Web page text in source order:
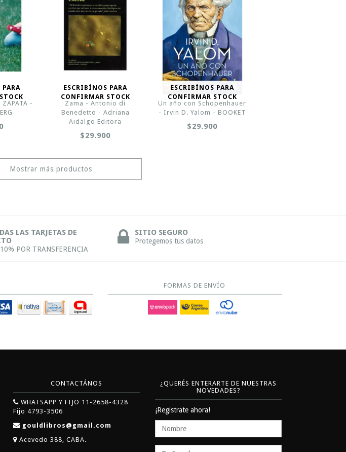
-
ESCRIBÍNOS PARA
CONFIRMAR STOCK
Zama - Antonio di
Benedetto - Adriana
Aidalgo Editora
$29.900
ESCRIBÍNOS PARA
CONFIRMAR STOCK
Un año con Schopenhauer
- Irvin D. Yalom - BOOKET
$29.900
Mostrar más productos
LAS TARJETAS DE
POR TRANSFERENCIA
SITIO SEGURO
Protegemos tus datos
FORMAS DE ENVÍO
CONTACTÁNOS
WHATSAPP Y FIJO 11-2658-4328
Fijo 4793-3506
gouldlibros@gmail.com
Acevedo 388, CABA.
¿QUERÉS ENTERARTE DE NUESTRAS
NOVEDADES?
¡Registrate ahora!